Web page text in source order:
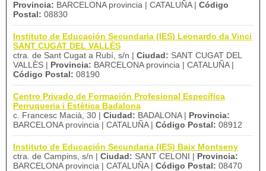
Provincia: BARCELONA provincia | CATALUÑA | Código
Postal: 08830
Instituto de Educación Secundaria (IES) Leonardo da Vinci
SANT CUGAT DEL VALLÈS
ctra. de Sant Cugat a Rubí, s/n | Ciudad: SANT CUGAT DEL
VALLÈS | Provincia: BARCELONA provincia | CATALUÑA |
Código Postal: 08190
Centro Privado de Formación Profesional Específica
Perruqueria i Estètica Badalona
c. Francesc Macià, 30 | Ciudad: BADALONA | Provincia:
BARCELONA provincia | CATALUÑA | Código Postal: 08912
Instituto de Educación Secundaria (IES) Baix Montseny
ctra. de Campins, s/n | Ciudad: SANT CELONI | Provincia:
BARCELONA provincia | CATALUÑA | Código Postal: 08470